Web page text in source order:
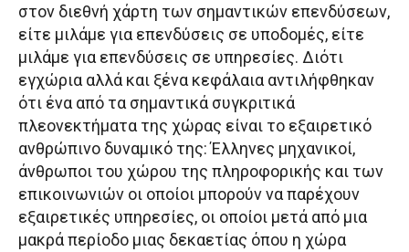
στον διεθνή χάρτη των σημαντικών επενδύσεων,
είτε μιλάμε για επενδύσεις σε υποδομές, είτε
μιλάμε για επενδύσεις σε υπηρεσίες. Διότι
εγχώρια αλλά και ξένα κεφάλαια αντιλήφθηκαν
ότι ένα από τα σημαντικά συγκριτικά
πλεονεκτήματα της χώρας είναι το εξαιρετικό
ανθρώπινο δυναμικό της: Έλληνες μηχανικοί,
άνθρωποι του χώρου της πληροφορικής και των
επικοινωνιών οι οποίοι μπορούν να παρέχουν
εξαιρετικές υπηρεσίες, οι οποίοι μετά από μια
μακρά περίοδο μιας δεκαετίας όπου η χώρα